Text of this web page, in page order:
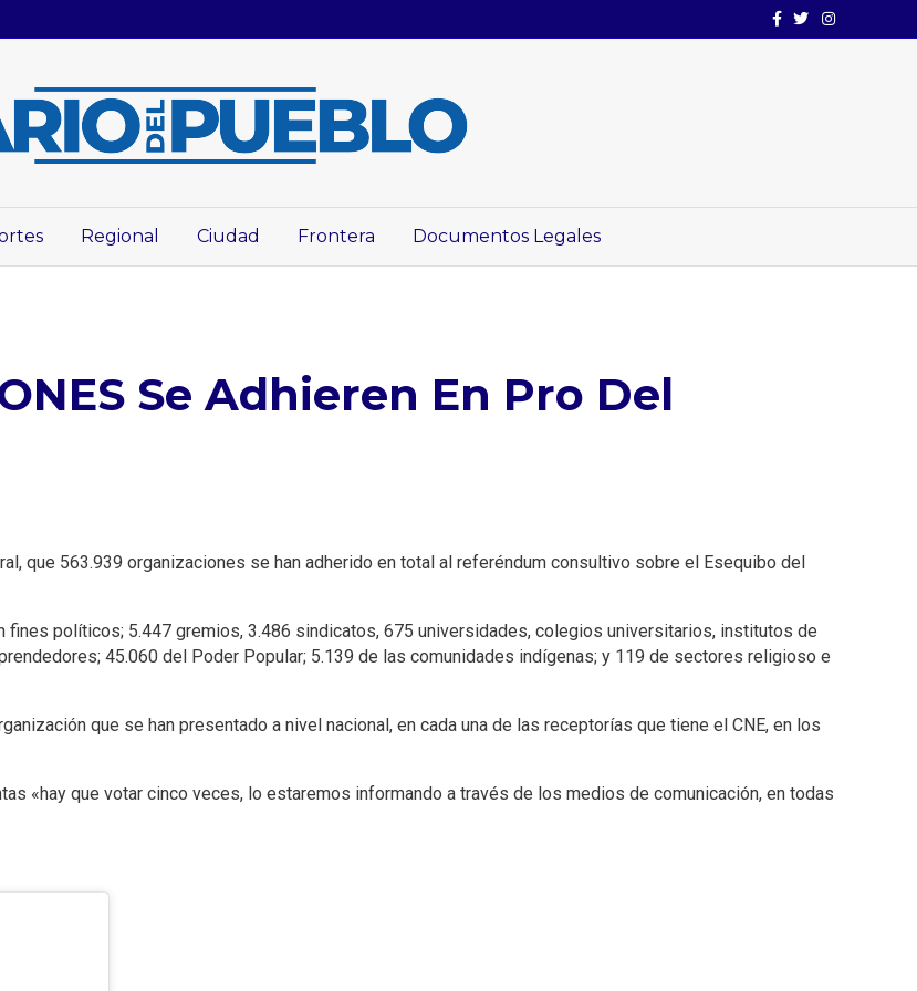
Facebook
TwitterInstagram
Regional Ciudad Frontera Documentos Legales
Se Adhieren En Pro Del
que 563.939 organizaciones se han adherido en total al referéndum consultivo sobre el Esequibo del
políticos; 5.447 gremios, 3.486 sindicatos, 675 universidades, colegios universitarios, institutos de
45.060 del Poder Popular; 5.139 de las comunidades indígenas; y 119 de sectores religioso e
que se han presentado a nivel nacional, en cada una de las receptorías que tiene el CNE, en los
«hay que votar cinco veces, lo estaremos informando a través de los medios de comunicación, en todas